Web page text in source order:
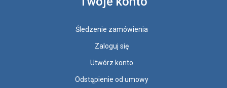
Śledzenie zamówienia
Zaloguj się
Utwórz konto
Odstąpienie od umowy